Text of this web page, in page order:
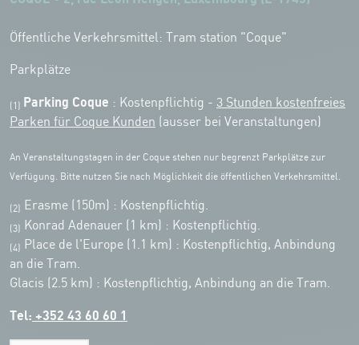
Öffentliche Verkehrsmittel: Tram station "Coque"
Parkplätze
(1) Parking Coque : Kostenpflichtig - 3 Stunden kostenfreies
Parken für Coque Kunden (ausser bei Veranstaltungen)
An Veranstaltungstagen in der Coque stehen nur begrenzt Parkplätze zur
Verfügung. Bitte nutzen Sie nach Möglichkeit die öffentlichen Verkehrsmittel.
(2) Erasme (150m) : Kostenpflichtig.
(3) Konrad Adenauer (1 km) : Kostenpflichtig.
(4)
Place de l'Europe (1.1 km) : Kostenpflichtig, Anbindung
an die Tram.
Glacis (2.5 km) : Kostenpflichtig, Anbindung an die Tram.
Tel: +352 43 60 60 1